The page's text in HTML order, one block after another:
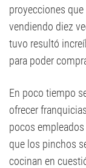
proyecciones
vendiendo diez
tuvo resultó
para poder
En poco tiempo
ofrecer
pocos
que los pinchos
cocinan en